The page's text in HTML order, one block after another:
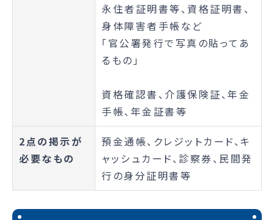
永住者証明書等、資格証明書、
身体障害者手帳など
「官公署発行で写真の貼ってあ
るもの」
資格確認書、介護保険証、年金
手帳、年金証書等
2点の掲示が
必要なもの
預金通帳、クレジットカード、キ
ャッシュカード、診察券、民間発
行の身分証明書等